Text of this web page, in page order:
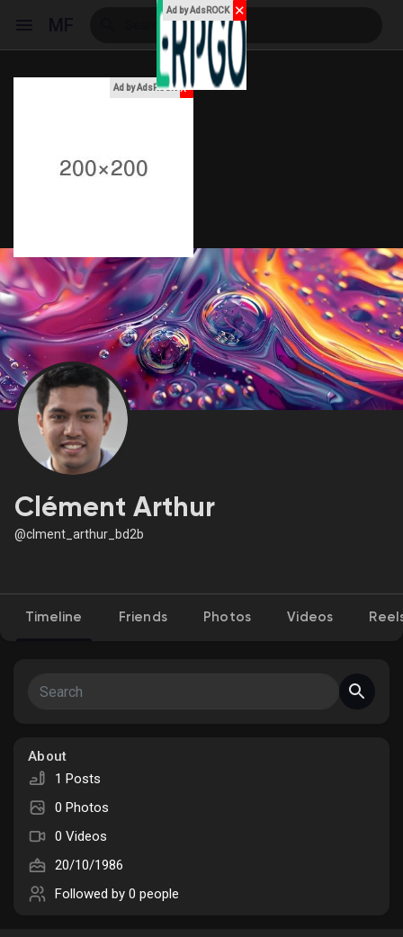
My Events
Discover Blogs
My Blogs
My Products
My Groups
Discover Pages
Liked Pages
Ad by AdsROCK x
Clément Arthur
@clment_arthur_bd2b
Timeline Friends Photos Videos
About
1 Posts
0 Photos
0 Videos
20/10/1986
Followed by 0 people
Ad by AdsROCK ✕